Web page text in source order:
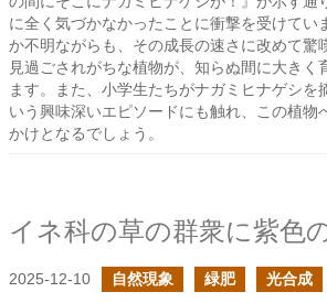
に全く気づかなかったことに衝撃を受けてい
か不明ながらも、その成長の速さに改めて驚
見過ごされがちな植物が、知らぬ間に大きく
ます。また、小学生たちがナガミヒナゲシを
いう興味深いエピソードにも触れ、この植物
かけとなるでしょう。
イネ科の草の群衆に紫色
2025-12-10 自然現象 緑肥 光合成